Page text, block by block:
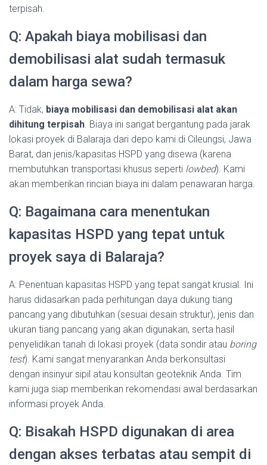
terpisah.
Q: Apakah biaya mobilisasi dan
demobilisasi alat sudah termasuk
dalam harga sewa?
A: Tidak, biaya mobilisasi dan demobilisasi alat akan
dihitung terpisah . Biaya ini sangat bergantung pada jarak
lokasi proyek di Balaraja dari depo kami di Cileungsi, Jawa
Barat, dan jenis/kapasitas HSPD yang disewa (karena
membutuhkan transportasi khusus seperti lowbed). Kami
akan memberikan rincian biaya ini dalam penawaran harga.
Q: Bagaimana cara menentukan
kapasitas HSPD yang tepat untuk
proyek saya di Balaraja?
A: Penentuan kapasitas HSPD yang tepat sangat krusial. Ini
harus didasarkan pada perhitungan daya dukung tiang
pancang yang dibutuhkan (sesuai desain struktur), jenis dan
ukuran tiang pancang yang akan digunakan, serta hasil
penyelidikan tanah di lokasi proyek (data sondir atau boring
test). Kami sangat menyarankan Anda berkonsultasi
dengan insinyur sipil atau konsultan geoteknik Anda. Tim
kami juga siap memberikan rekomendasi awal berdasarkan
informasi proyek Anda.
Q: Bisakah HSPD digunakan di area
dengan akses terbatas atau sempit di